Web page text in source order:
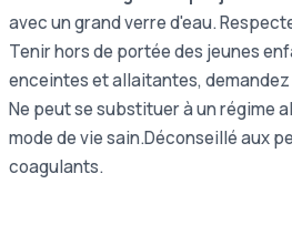
avec un grand verre d'eau.
Tenir hors de portée des jeunes
enceintes et allaitantes,
Ne peut se substituer à un régime
mode de vie sain.Déconseillé aux
coagulants.